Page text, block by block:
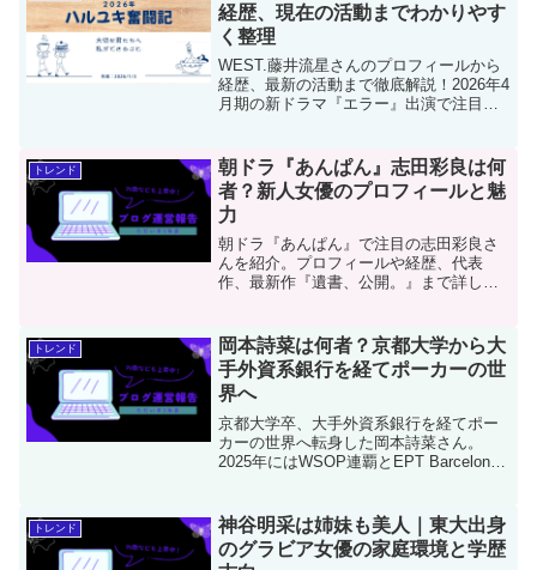
経歴、現在の活動までわかりやす
く整理
WEST.藤井流星さんのプロフィールから
経歴、最新の活動まで徹底解説！2026年4
月期の新ドラマ『エラー』出演で注目を
だから』を経て、俳優として進化を続け
る彼の魅力をチェック！
トレンド
朝ドラ『あんぱん』志田彩良は何
者？新人女優のプロフィールと魅
力
朝ドラ『あんぱん』で注目の志田彩良さ
んを紹介。プロフィールや経歴、代表
作、最新作『遺書、公開。』まで詳しく
トレンド
岡本詩菜は何者？京都大学から大
手外資系銀行を経てポーカーの世
界へ
京都大学卒、大手外資系銀行を経てポー
カーの世界へ転身した岡本詩菜さん。
2025年にはWSOP連覇とEPT Barcelona
の生き方を追います。
トレンド
神谷明采は姉妹も美人｜東大出身
のグラビア女優の家庭環境と学歴